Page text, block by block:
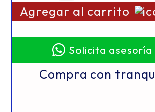
Agregar al carrito
Solicita asesoría
Compra con